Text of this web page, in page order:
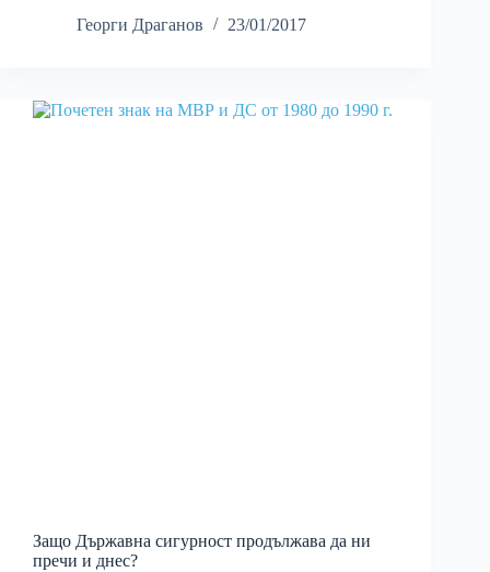
Георги Драганов
23/01/2017
Защо Държавна сигурност продължава да ни
пречи и днес?